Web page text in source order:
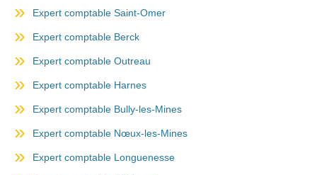
Expert comptable Saint-Omer
Expert comptable Berck
Expert comptable Outreau
Expert comptable Harnes
Expert comptable Bully-les-Mines
Expert comptable Nœux-les-Mines
Expert comptable Longuenesse